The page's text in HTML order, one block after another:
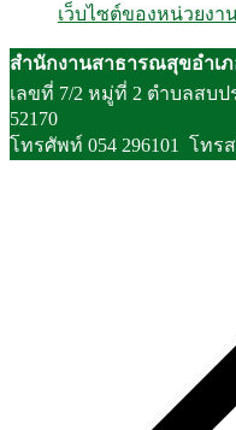
เว็บไซต์ของหน่วยงา
สำนักงานสาธารณสุขอำเ
เลขที่ 7/2 หมู่ที่ 2 ตำบลสบ
52170
โทรศัพท์ 054 296101 โทรส